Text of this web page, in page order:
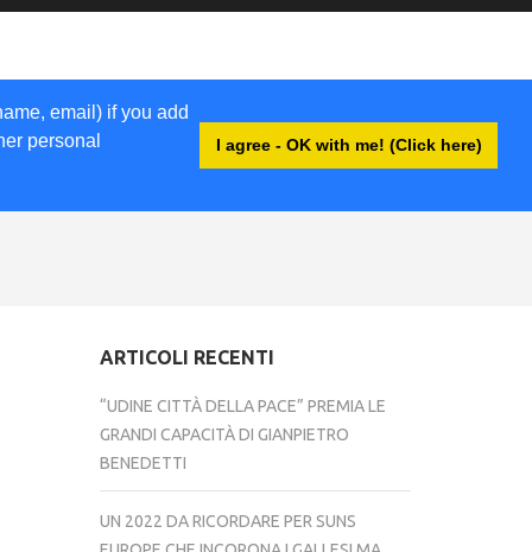
email) if you add
personal
I agree - OK with me! (Click here)
ACCEDI
ARTICOLI RECENTI
“UDINE CITTÀ DELLA PACE” PREMIA LE
GRANDI CAPACITÀ DI GIANPIETRO
BENEDETTI
UN 2022 DA RICORDARE PER SUNS